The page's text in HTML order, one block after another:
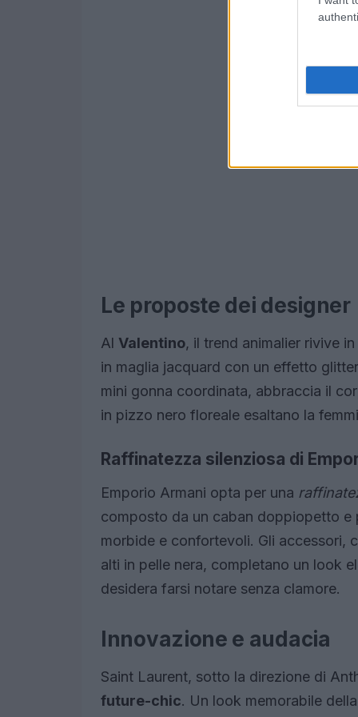
Le proposte dei designer
Al Valentino, il trend animalier rivive
in maglia jacquard con un effetto
mini gonna coordinata, abbraccia il
in pizzo nero floreale esaltano la
Raffinatezza silenziosa di
Emporio Armani opta per una
composto da un caban doppiopetto e
morbide e confortevoli. Gli accessori,
alti in pelle nera, completano un look
desidera farsi notare senza clamore.
Innovazione e audacia
Saint Laurent, sotto la direzione di
future-chic. Un look memorabile